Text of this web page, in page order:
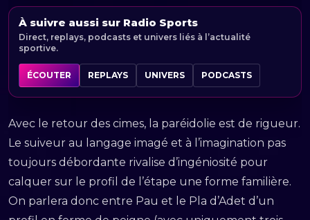
À suivre aussi sur Radio Sports
Direct, replays, podcasts et univers liés à l’actualité
sportive.
ÉCOUTER REPLAYS UNIVERS PODCASTS
Avec le retour des cimes, la paréidolie est de rigueur.
Le suiveur au langage imagé et à l’imagination pas
toujours débordante rivalise d’ingéniosité pour
calquer sur le profil de l’étape une forme familière.
On parlera donc entre Pau et le Pla d’Adet d’un